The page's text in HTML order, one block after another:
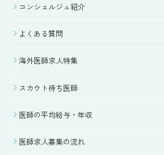
コンシェルジュ紹介
よくある質問
海外医師求人特集
スカウト待ち医師
医師の平均給与・年収
医師求人募集の流れ